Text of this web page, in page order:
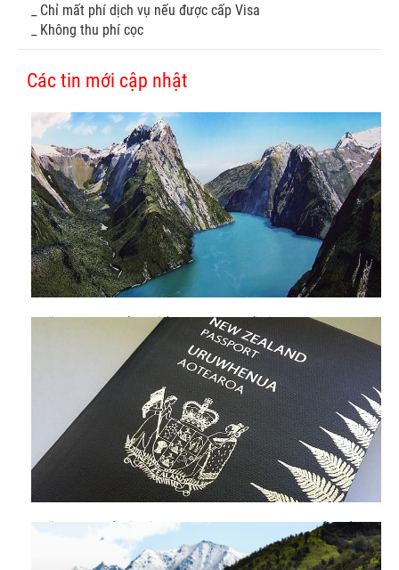
_ Chỉ mất phí dịch vụ nếu được cấp Visa
_ Không thu phí cọc
Các tin mới cập nhật
Những lí do cơ bản khiến bạn bị từ chối visa New Zealand
Những bí quyết xin visa New Zealand đậu ngay từ lần đầu